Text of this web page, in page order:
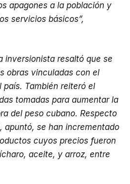
apagones a la población y
servicios básicos”,
inversionista resaltó que se
obras vinculadas con el
También reiteró el
tomadas para aumentar la
del peso cubano. Res­pec­to
apuntó, se han incrementado
cuyos precios fueron
aceite, y arroz, entre